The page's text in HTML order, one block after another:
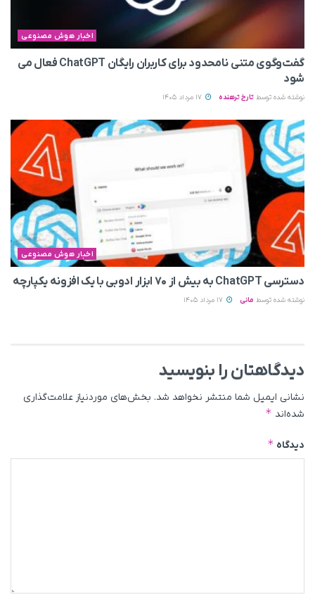
اخبار هوش مصنوعی
گفت‌وگوی متنی نامحدود برای کاربران رایگان ChatGPT فعال می
شود
نوشته شده توسط تارخ ترهنده
اخبار هوش مصنوعی
دسترسی ChatGPT به بیش از ۷۰ ابزار ادوبی با یک افزونه یکپارچه
نوشته شده توسط مانی
دیدگاهتان را بنویسید
نشانی ایمیل شما منتشر نخواهد شد. بخش‌های موردنیاز علامت‌گذاری
شده‌اند *
دیدگاه *